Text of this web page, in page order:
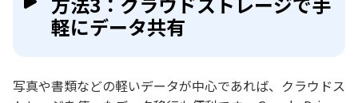
軽にデータ共有
写真や書類などの軽いデータが中心であれば、クラウドス